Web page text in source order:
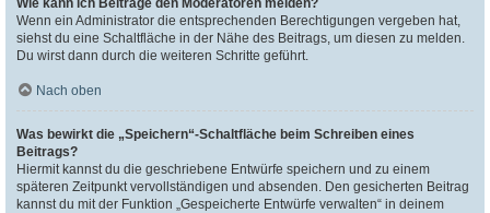
Wie kann ich Beiträge den Moderatoren melden?
Wenn ein Administrator die entsprechenden Berechtigungen vergeben hat,
siehst du eine Schaltfläche in der Nähe des Beitrags, um diesen zu melden.
Du wirst dann durch die weiteren Schritte geführt.
Nach oben
Was bewirkt die „Speichern“-Schaltfläche beim Schreiben eines
Beitrags?
Hiermit kannst du die geschriebene Entwürfe speichern und zu einem
späteren Zeitpunkt vervollständigen und absenden. Den gesicherten Beitrag
kannst du mit der Funktion „Gespeicherte Entwürfe verwalten“ in deinem